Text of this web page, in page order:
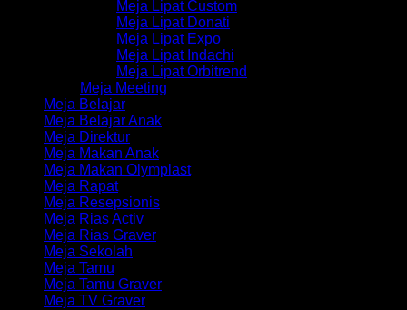
Meja Lipat Custom
Meja Lipat Donati
Meja Lipat Expo
Meja Lipat Indachi
Meja Lipat Orbitrend
Meja Meeting
Meja Belajar
Meja Belajar Anak
Meja Direktur
Meja Makan Anak
Meja Makan Olymplast
Meja Rapat
Meja Resepsionis
Meja Rias Activ
Meja Rias Graver
Meja Sekolah
Meja Tamu
Meja Tamu Graver
Meja TV Graver